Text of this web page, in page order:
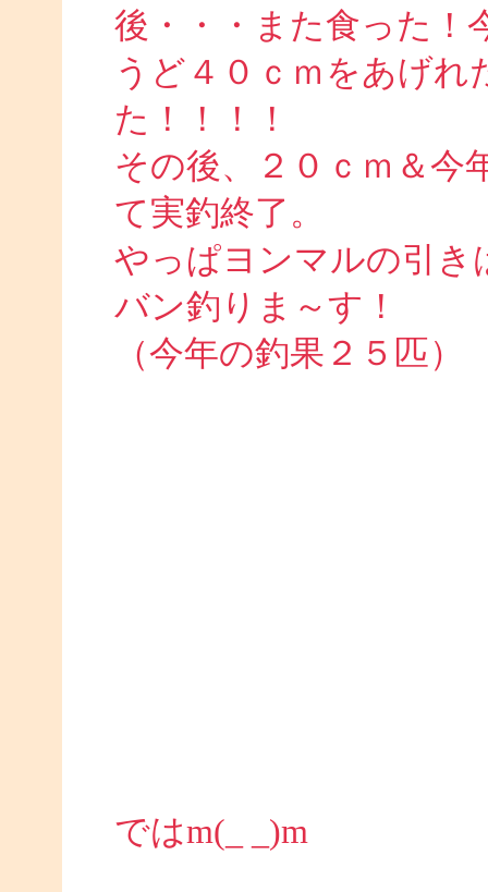
後・・・また食った！
うど４０ｃｍをあげれ
た！！！！
その後、２０ｃｍ＆今
て実釣終了。
やっぱヨンマルの引き
バン釣りま～す！
（今年の釣果２５匹）
ではm(_ _)m